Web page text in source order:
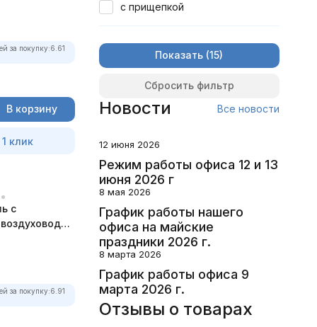
за покупку:6.61
В корзину
клик
с
за покупку:6.91
с прищепкой
Показать
Сбросить фильтр
Новости Все новости
12 июня 2026
Режим работы офиса 12 и 13
июня 2026 г
8 мая 2026
График работы нашего
офиса на майские
праздники 2026 г.
8 марта 2026
График работы офиса 9
марта 2026 г.
Отзывы о товарах